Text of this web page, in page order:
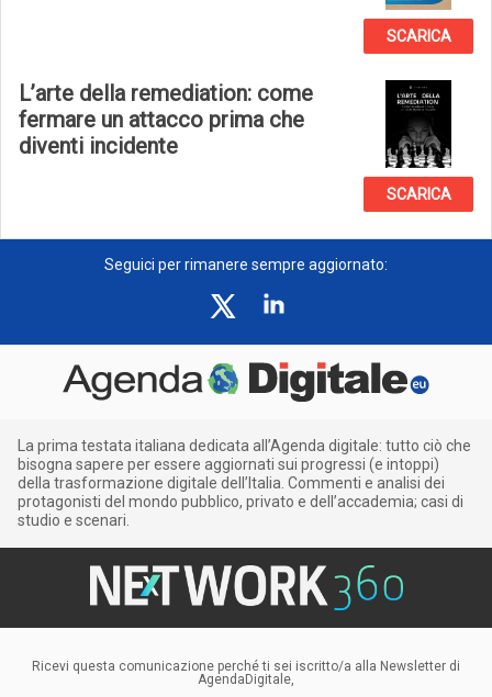
SCARICA
L’arte della remediation: come
fermare un attacco prima che
diventi incidente
SCARICA
Seguici per rimanere sempre aggiornato:
La prima testata italiana dedicata all’Agenda digitale: tutto ciò che
bisogna sapere per essere aggiornati sui progressi (e intoppi)
della trasformazione digitale dell’Italia. Commenti e analisi dei
protagonisti del mondo pubblico, privato e dell’accademia; casi di
studio e scenari.
Ricevi questa comunicazione perché ti sei iscritto/a alla Newsletter di
AgendaDigitale,